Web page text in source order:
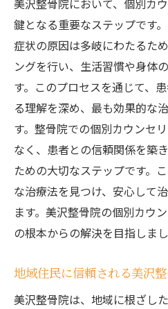
腰痛解消を目的とし
健康な日常を取り戻
美沢整骨院において、個別カ
鍵となる重要なステップです
症状の原因は多岐にわたるた
ングを行い、生活習慣や身体
す。このプロセスを通じて、
る理解を深め、最も効果的な
す。整骨院での個別カウンセ
なく、患者との信頼関係を築
ための大切なステップです。
な治療法を見つけ、安心して
ます。美沢整骨院の個別カウ
の根本からの解決を目指しまし
地域住民に信頼される美沢
美沢整骨院は、地域に根ざし